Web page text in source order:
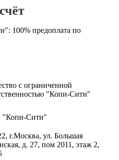
100% предоплата по
с ограниченной
"Копи-Сити"
Сити"
г.Москва, ул. Большая
д. 27, пом 2011, этаж 2,